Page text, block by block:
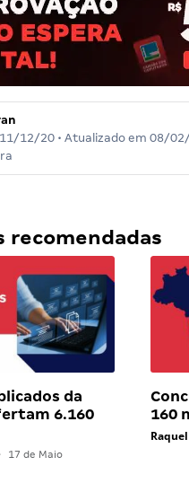
11/12/20• Atualizado em 08/
recomendadas
da
6.160
17 de Maio
160